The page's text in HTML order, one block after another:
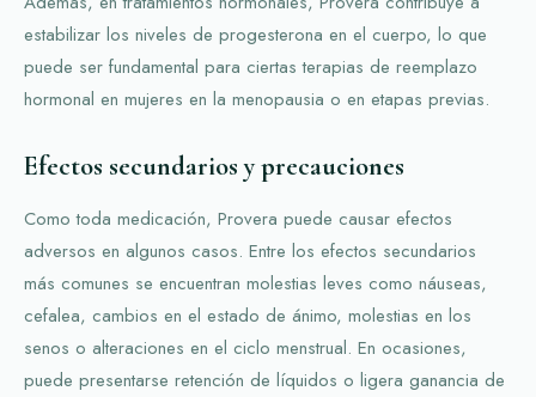
estabilizar los niveles de progesterona en el cuerpo, lo que
puede ser fundamental para ciertas terapias de reemplazo
hormonal en mujeres en la menopausia o en etapas previas.
Efectos secundarios y precauciones
Como toda medicación, Provera puede causar efectos
adversos en algunos casos. Entre los efectos secundarios
más comunes se encuentran molestias leves como náuseas,
cefalea, cambios en el estado de ánimo, molestias en los
senos o alteraciones en el ciclo menstrual. En ocasiones,
puede presentarse retención de líquidos o ligera ganancia de